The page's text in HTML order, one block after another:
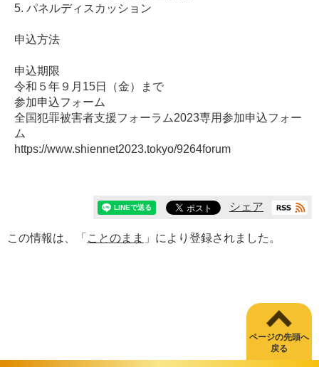
5. パネルディスカッション
申込方法
申込期限
令和５年９月15日（金）まで
参加申込フォーム
全国犯罪被害者支援フォーラム2023専用参加申込フォー
ム
https://www.shiennet2023.tokyo/9264forum
シェア
この情報は、「 ことのまま 」により登録されました。
ページの先頭へ
戻る